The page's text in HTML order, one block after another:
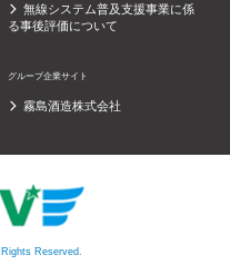
無線システム普及支援事業に係
る事後評価について
グループ企業サイト
霧島酒造株式会社
Reserved.